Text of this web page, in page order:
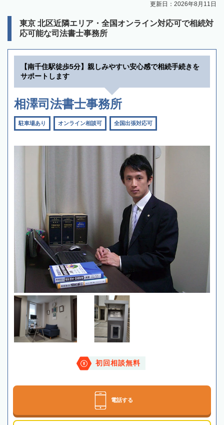
更新日：2026年8月11日
東京 北区近隣エリア・全国オンライン対応可で相続対
応可能な司法書士事務所
【南千住駅徒歩5分】親しみやすい安心感で相続手続きを
サポートします
相澤司法書士事務所
駐車場あり オンライン相談可 全国出張対応可
初回相談無料
電話する